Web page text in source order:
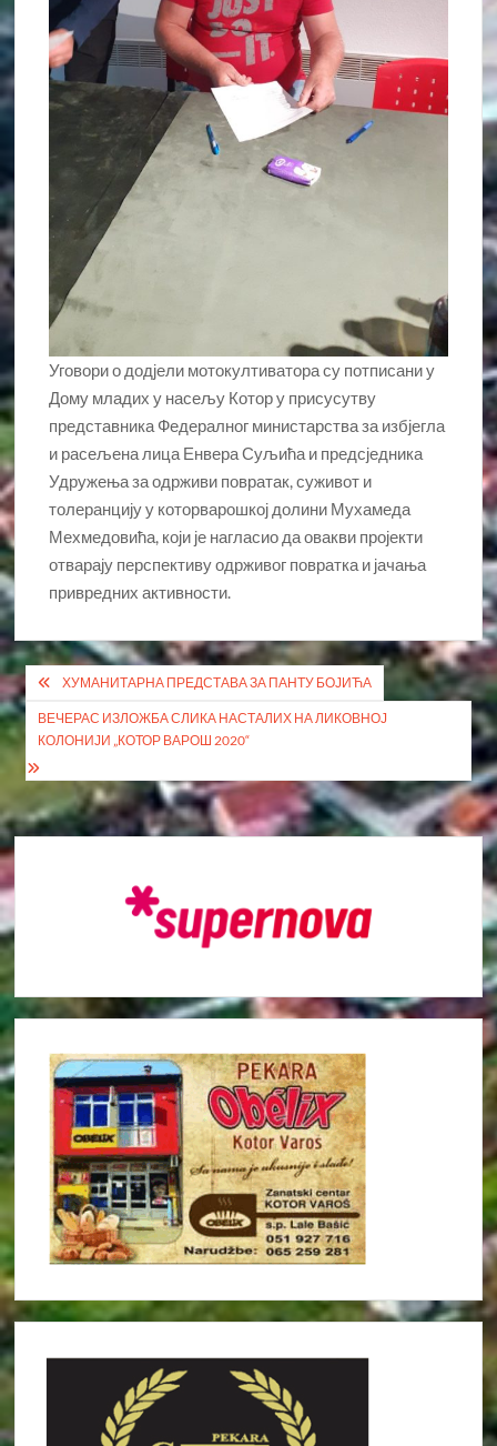
Уговори о додјели мотокултиватора су потписани у
Дому младих у насељу Котор у присусутву
представника Федералног министарства за избјегла
и расељена лица Енвера Суљића и предсједника
Удружења за одрживи повратак, суживот и
толеранцију у которварошкој долини Мухамеда
Мехмедовића, који је нагласио да овакви пројекти
отварају перспективу одрживог повратка и јачања
привредних активности.
Кретање
чланка
ХУМАНИТАРНА ПРЕДСТАВА ЗА ПАНТУ БОЈИЋА
ВЕЧЕРАС ИЗЛОЖБА СЛИКА НАСТАЛИХ НА ЛИКОВНОЈ
КОЛОНИЈИ „КОТОР ВАРОШ 2020“